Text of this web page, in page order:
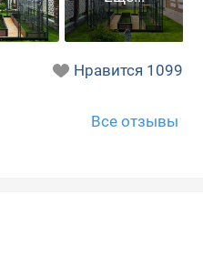
Нравится 1099
Все отзывы